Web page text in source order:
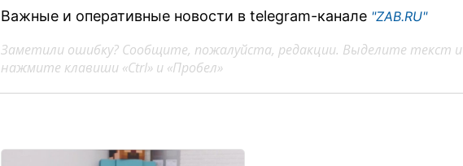
Важные и оперативные новости в telegram-канале "ZAB.RU"
Заметили ошибку? Сообщите, пожалуйста, редакции. Выделите текст и
нажмите клавиши «Ctrl» и «Пробел»